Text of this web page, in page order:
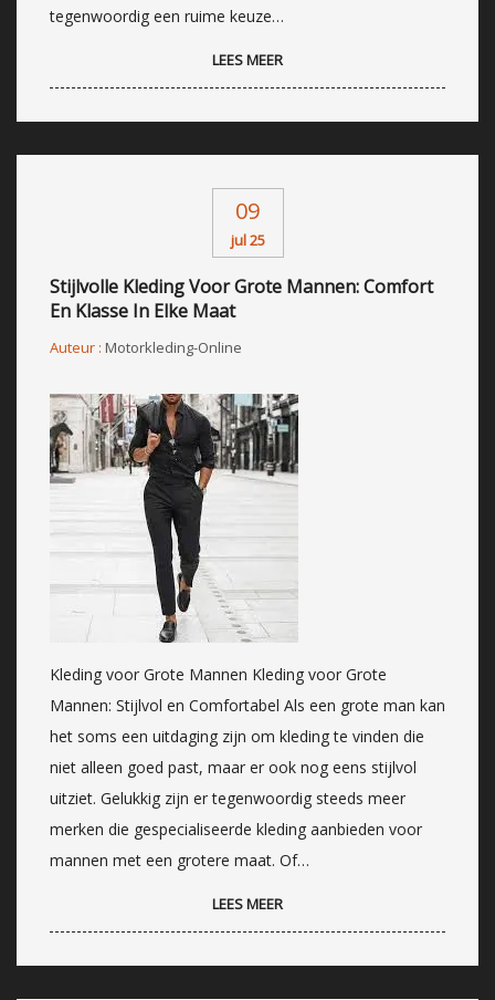
tegenwoordig een ruime keuze…
LEES MEER
09
jul 25
Stijlvolle Kleding Voor Grote Mannen: Comfort
En Klasse In Elke Maat
Auteur : Motorkleding-Online
Kleding voor Grote Mannen Kleding voor Grote
Mannen: Stijlvol en Comfortabel Als een grote man kan
het soms een uitdaging zijn om kleding te vinden die
niet alleen goed past, maar er ook nog eens stijlvol
uitziet. Gelukkig zijn er tegenwoordig steeds meer
merken die gespecialiseerde kleding aanbieden voor
mannen met een grotere maat. Of…
LEES MEER